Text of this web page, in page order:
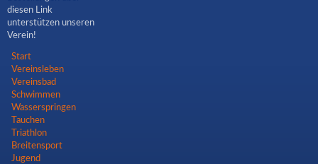
diesen Link
unterstützen unseren
Verein!
Navigation
überspringen
Start
Vereinsleben
Vereinsbad
Schwimmen
Wasserspringen
Tauchen
Triathlon
Breitensport
Jugend